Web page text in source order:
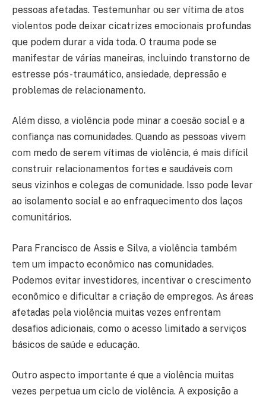
pessoas afetadas. Testemunhar ou ser vítima de atos
violentos pode deixar cicatrizes emocionais profundas
que podem durar a vida toda. O trauma pode se
manifestar de várias maneiras, incluindo transtorno de
estresse pós-traumático, ansiedade, depressão e
problemas de relacionamento.
Além disso, a violência pode minar a coesão social e a
confiança nas comunidades. Quando as pessoas vivem
com medo de serem vítimas de violência, é mais difícil
construir relacionamentos fortes e saudáveis ​​com
seus vizinhos e colegas de comunidade. Isso pode levar
ao isolamento social e ao enfraquecimento dos laços
comunitários.
Para Francisco de Assis e Silva, a violência também
tem um impacto econômico nas comunidades.
Podemos evitar investidores, incentivar o crescimento
econômico e dificultar a criação de empregos. As áreas
afetadas pela violência muitas vezes enfrentam
desafios adicionais, como o acesso limitado a serviços
básicos de saúde e educação.
Outro aspecto importante é que a violência muitas
vezes perpetua um ciclo de violência. A exposição a